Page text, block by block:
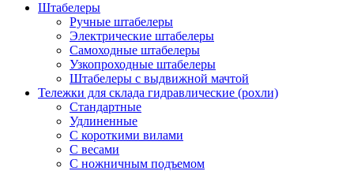
Штабелеры
Ручные штабелеры
Электрические штабелеры
Самоходные штабелеры
Узкопроходные штабелеры
Штабелеры с выдвижной мачтой
Тележки для склада гидравлические (рохли)
Стандартные
Удлиненные
С короткими вилами
С весами
С ножничным подъемом